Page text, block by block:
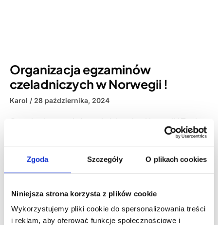
Zgoda Szczegóły O plikach cookies
Niniejsza strona korzysta z plików cookie
Wykorzystujemy pliki cookie do spersonalizowania treści
i reklam, aby oferować funkcje społecznościowe i
Organizacja egzaminów
czeladniczych w Norwegii !
Karol 28 października, 2024
Organizacja egzaminów czeladniczych w Norwegii ! Twoja
szansa na uznanie kwalifikacji zawodowych Norwegia
kładzie duży nacisk na wysoką jakość pracy i
wykwalifikowanych specjalistów. Dlatego uzyskanie